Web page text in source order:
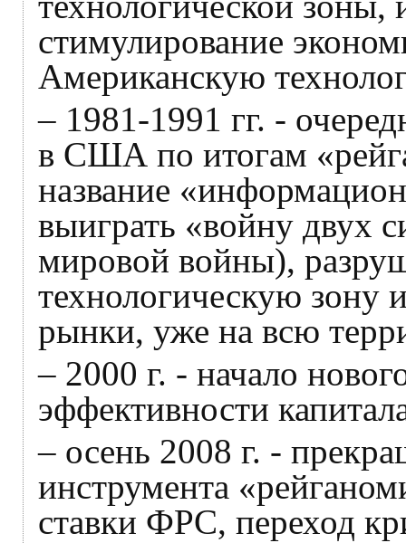
стимулирование
Американскую
– 1981-1991 гг. -
в США по итогам
название
выиграть «войну двух
мировой войны),
технологическую зону
рынки, уже на всю
– 2000 г. - начало
эффективности
– осень 2008 г. -
инструмента
ставки ФРС, переход